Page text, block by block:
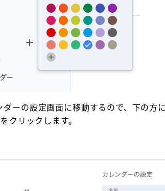
ーの設定画面に移動するので、下の方
クリックします。